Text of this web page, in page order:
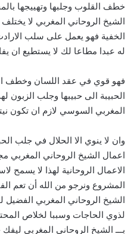
خطف القلوب وجلبها وتهييجها
الشيخ الروحاني المغربي لا يختلف
الخفية فهو يعمل على سلب
له عبدا مطاعا لك لا يستطيع ان
فهو قوي في عقد اللسان وخطف
الحبيبة الى حبيبها وجلب الزبون
المغربي السوسي لازم ان تكون
وان لا ينوي الا الحلال في جلب
اعمال الشيخ الروحاني
الاعمال الروحانية لهذا لا
المشروع ونرجو من الله أن تعم
الشيخ الروحاني المغربي
لذوي الحاجات وسببا لخلاص
بـــ الشيخ الروحاني المغربي